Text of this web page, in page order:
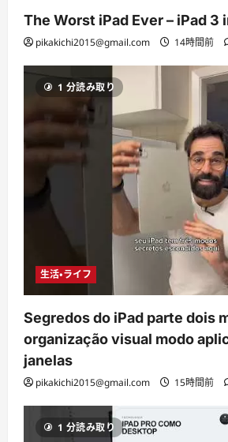
The Worst iPad Ever – iPad 3
pikakichi2015@gmail.com 14時間前
1 分読み取り
生活・ライフ
Segredos do iPad parte dois
organização visual modo
janelas
pikakichi2015@gmail.com 15時間前
1 分読み取り